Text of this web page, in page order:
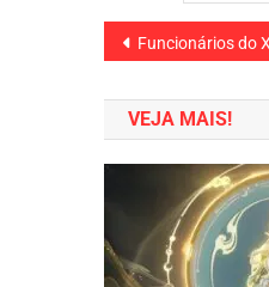
de
Post
Funcionários do Xbox estão
VEJA MAIS!